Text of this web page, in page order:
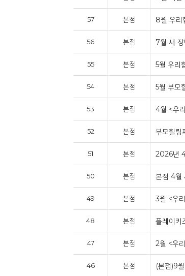
57 본점 8월 우리
56 본점 7월 새
55 본점 5월 우리
54 본점 5월 부모
53 본점 4월 <우
52 본점 부모힐링
51 본점 2026년
50 본점 본점 4월
49 본점 3월 <우
48 본점 플레이키
47 본점 2월 <우
46 본점 (본점)9